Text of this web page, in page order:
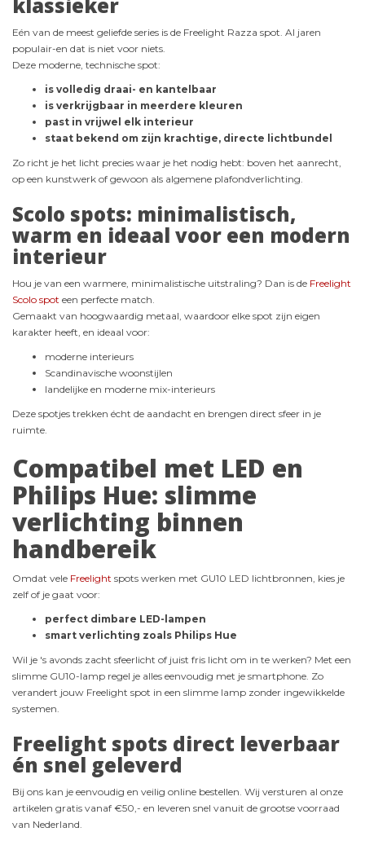
Eén van de meest geliefde series is de Freelight Razza spot. Al jaren
populair-en dat is niet voor niets.
Deze moderne, technische spot:
is volledig draai- en kantelbaar
is verkrijgbaar in meerdere kleuren
past in vrijwel elk interieur
staat bekend om zijn krachtige, directe lichtbundel
Zo richt je het licht precies waar je het nodig hebt: boven het aanrecht,
op een kunstwerk of gewoon als algemene plafondverlichting.
Scolo spots: minimalistisch,
warm en ideaal voor een modern
interieur
Hou je van een warmere, minimalistische uitstraling? Dan is de Freelight
Scolo spot een perfecte match.
Gemaakt van hoogwaardig metaal, waardoor elke spot zijn eigen
karakter heeft, en ideaal voor:
moderne interieurs
Scandinavische woonstijlen
landelijke en moderne mix-interieurs
Deze spotjes trekken écht de aandacht en brengen direct sfeer in je
ruimte.
Compatibel met LED en
Philips Hue: slimme
verlichting binnen
handbereik
Omdat vele Freelight spots werken met GU10 LED lichtbronnen, kies je
zelf of je gaat voor:
perfect dimbare LED-lampen
smart verlichting zoals Philips Hue
Wil je 's avonds zacht sfeerlicht of juist fris licht om in te werken? Met een
slimme GU10-lamp regel je alles eenvoudig met je smartphone. Zo
verandert jouw Freelight spot in een slimme lamp zonder ingewikkelde
systemen.
Freelight spots direct leverbaar
én snel geleverd
Bij ons kan je eenvoudig en veilig online bestellen. Wij versturen al onze
artikelen gratis vanaf €50,- en leveren snel vanuit de grootse voorraad
van Nederland.